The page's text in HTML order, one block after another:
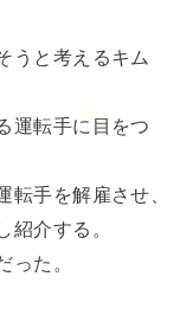
うと考えるキム
運転手に目をつ
転手を解雇させ、
紹介する。
った。